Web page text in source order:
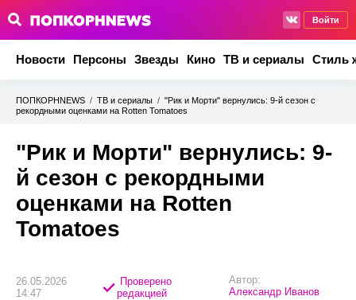
Войти
Новости Персоны Звезды Кино ТВ и сериалы Стиль
ПОПКОРНNEWS / ТВ и сериалы / "Рик и Морти" вернулись: 9-й сезон с
рекордными оценками на Rotten Tomatoes
"Рик и Морти" вернулись: 9-
й сезон с рекордными
оценками на Rotten
Tomatoes
26.05.2026
14:47
Проверено
редакцией
Автор:
Александр Иванов